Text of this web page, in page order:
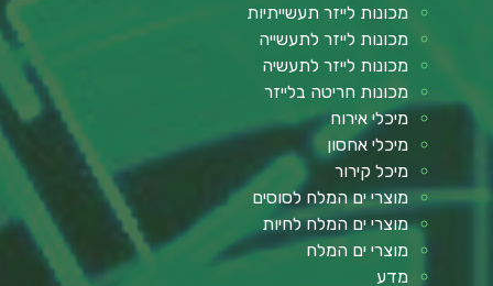
מכונות לייזר תעשייתיות
מכונות לייזר לתעשייה
מכונות לייזר לתעשיה
מכונות חריטה בלייזר
מיכלי אירוח
מיכלי אחסון
מיכל קירור
מוצרי ים המלח לסוסים
מוצרי ים המלח לחיות
מוצרי ים המלח
מדע